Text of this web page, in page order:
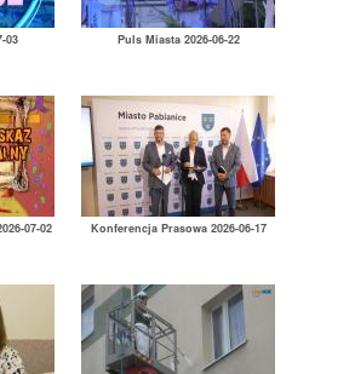
03 Puls Miasta 2026-06-22
07-02 Konferencja Prasowa 2026-06-17